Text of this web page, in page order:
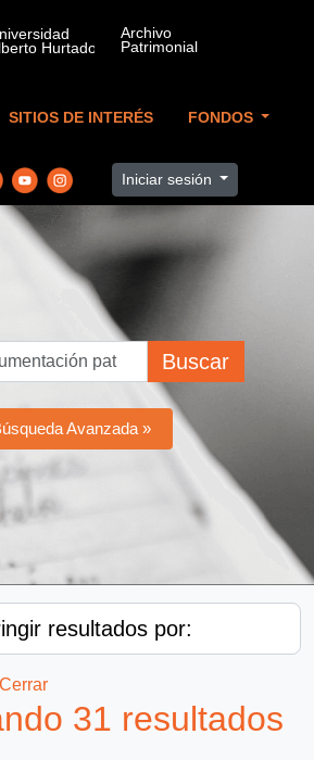
SITIOS DE INTERÉS FONDOS
Iniciar sesión
Buscar
Avanzada »
resultados por:
Cerrar
31 resultados